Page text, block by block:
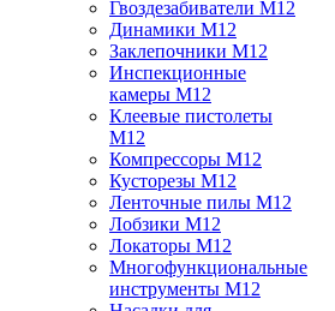
Гвоздезабиватели M12
Динамики M12
Заклепочники M12
Инспекционные
камеры M12
Клеевые пистолеты
M12
Компрессоры M12
Кусторезы M12
Ленточные пилы M12
Лобзики M12
Локаторы M12
Многофункциональные
инструменты M12